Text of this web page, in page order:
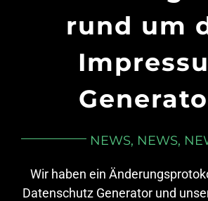
rund um
NEWS, NEWS,
Wir haben ein
Datenschutz Generator und